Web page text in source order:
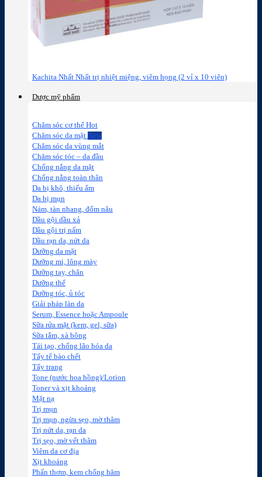
Kachita Nhất Nhất trị nhiệt miệng, viêm họng (2 vỉ x 10 viên)
Dược mỹ phẩm
Chăm sóc cơ thể
Chăm sóc da mặt
Chăm sóc da vùng mắt
Chăm sóc tóc – da đầu
Chống nắng da mặt
Chống nắng toàn thân
Da bị khô, thiếu ẩm
Da bị mụn
Nám, tàn nhang, đốm nâu
Dầu gội dầu xả
Dầu gội trị nấm
Dầu rạn da, nứt da
Dưỡng da mặt
Dưỡng mi, lông mày
Dưỡng tay, chân
Dưỡng thể
Dưỡng tóc, ủ tóc
Giải pháp làn da
Serum, Essence hoặc Ampoule
Sữa rửa mặt (kem, gel, sữa)
Sữa tắm, xà bông
Tái tạo, chống lão hóa da
Tẩy tế bào chết
Tẩy trang
Tone (nước hoa hồng)/Lotion
Toner và xịt khoáng
Mặt nạ
Trị mụn
Trị mụn, ngừa sẹo, mờ thâm
Trị nứt da, rạn da
Trị sẹo, mờ vết thâm
Viêm da cơ địa
Xịt khoáng
Phấn thơm, kem chống hăm